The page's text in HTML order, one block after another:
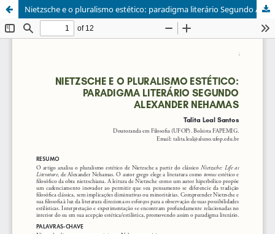
Nietzsche e o pluralismo estético: paradigma literário Segundo Alexander Nehamas